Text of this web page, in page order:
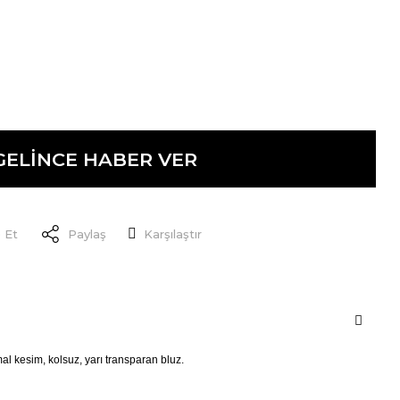
HABER VER
Et Paylaş Karşılaştır
kesim, kolsuz, yarı transparan bluz.